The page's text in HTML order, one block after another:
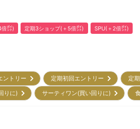
倍㌽) 定期3ショップ(＋5倍㌽) SPU(＋2倍㌽)
ントリー 定期初回エントリー 定
りに) サーティワン(買い回りに)